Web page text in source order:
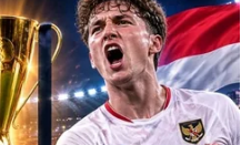
bị ung thư, mắc các